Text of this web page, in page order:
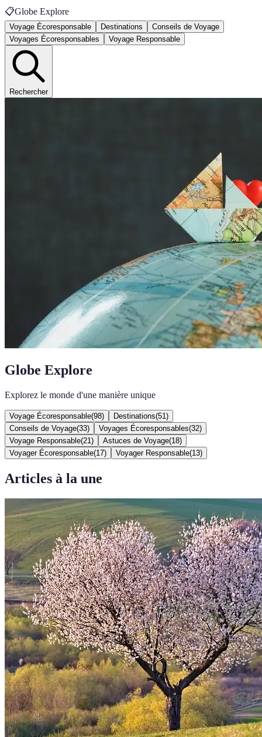
📋Globe Explore
Voyage Écoresponsable Destinations
Conseils de Voyage
Voyages Écoresponsables
Voyage Responsable
Rechercher
Globe Explore
Explorez le monde d'une manière unique
Voyage Écoresponsable(98) Destinations(51 )
Conseils de Voyage(33) Voyages Écoresponsables(32)
Voyage Responsable(21 ) Astuces de Voyage(18)
Voyager Écoresponsable(17) Voyager Responsable(13)
Articles à la une